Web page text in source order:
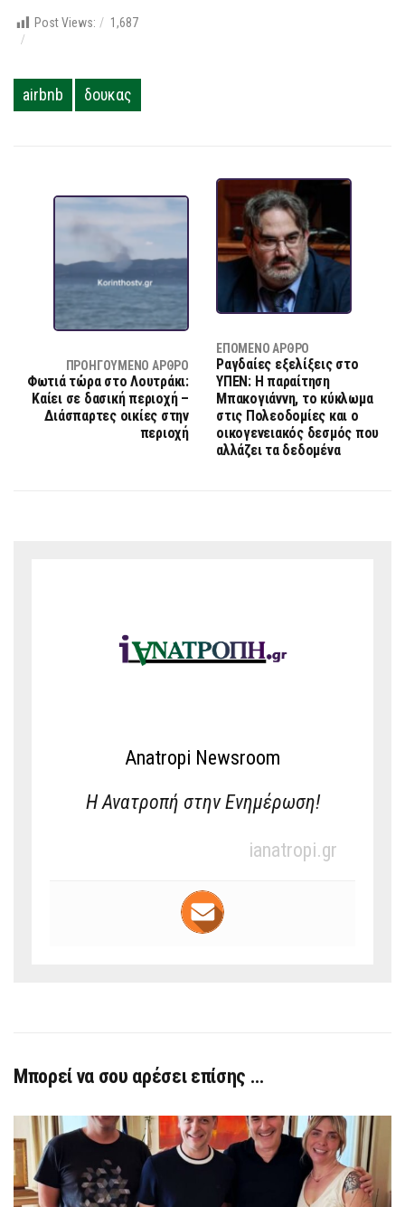
Post Views: 1,687
airbnb δουκας
ΠΡΟΗΓΟΎΜΕΝΟ ΆΡΘΡΟ
Φωτιά τώρα στο Λουτράκι:
Καίει σε δασική περιοχή –
Διάσπαρτες οικίες στην
περιοχή
ΕΠΌΜΕΝΟ ΆΡΘΡΟ
Ραγδαίες εξελίξεις στο
ΥΠΕΝ: Η παραίτηση
Μπακογιάννη, το κύκλωμα
στις Πολεοδομίες και ο
οικογενειακός δεσμός που
αλλάζει τα δεδομένα
Anatropi Newsroom
Η Ανατροπή στην Ενημέρωση!
ianatropi.gr
Μπορεί να σου αρέσει επίσης …